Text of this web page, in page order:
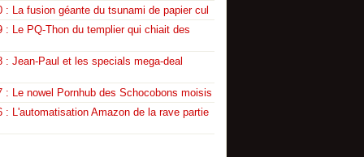
: La fusion géante du tsunami de papier cul
: Le PQ-Thon du templier qui chiait des
: Jean-Paul et les specials mega-deal
: Le nowel Pornhub des Schocobons moisis
: L'automatisation Amazon de la rave partie